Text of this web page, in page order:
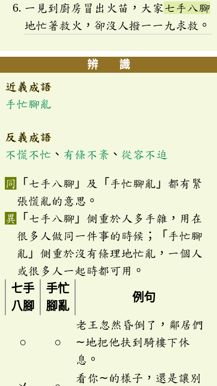
一見到廚房冒出火苗，大家七手八腳
地忙著救火，卻沒人撥一一九求救。
辨 識
近義成語
手忙腳亂
反義成語
不慌不忙 、 有條不紊 、 從容不迫
「七手八腳」及「手忙腳亂」都有緊
張慌亂的意思。
「七手八腳」側重於人多手雜，用在
很多人做同一件事的時候；「手忙腳
亂」側重於沒有條理地忙亂，一個人
或很多人一起時都可用。
七手
八腳
手忙
腳亂
例句
○ ○
老王忽然昏倒了，鄰居們
∼地把他扶到騎樓下休
息。
看你∼的樣子，還是讓別